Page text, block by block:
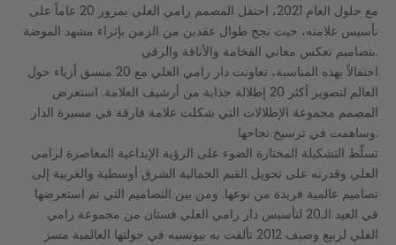
مع حلول العام 2021، احتفل المصمم رامي العلي بمرور 20 عاماً على
تأسيس علامته، حيث نجح طوال عقدين من الزمن بإثراء مشهد الموضة
بتصاميم تعكس معاني الفخامة والأناقة والرقي.
احتفالاً بهذه المناسبة، تعاونت دار رامي العلي مع 20 منسق أزياء حول
العالم لتصوير أكثر 20 إطلالة جذابة من أرشيف العلامة. استعرض
المصمم مجموعة الإطلالات التي شكلت علامة فارقة في مسيرة الدار
وساهمت في ترسيخ نجاحها.
تسلّط التشكيلة المختارة الضوء على الرؤية الإبداعية المعاصرة لرامي
العلي وقدرته على تحويل القيم الجمالية الشرق أوسطية والغربية إلى
تصاميم عالمية فريدة من نوعها. ومن بين التصاميم التي تم استعرضها
في العيد الـ20 لتأسيس دار رامي العلي فستان من مجموعة رامي
العلي لربيع وصيف 2012 تألقت به بيونسيه في جولتها العالمية مسز